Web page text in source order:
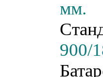
мм.
900/